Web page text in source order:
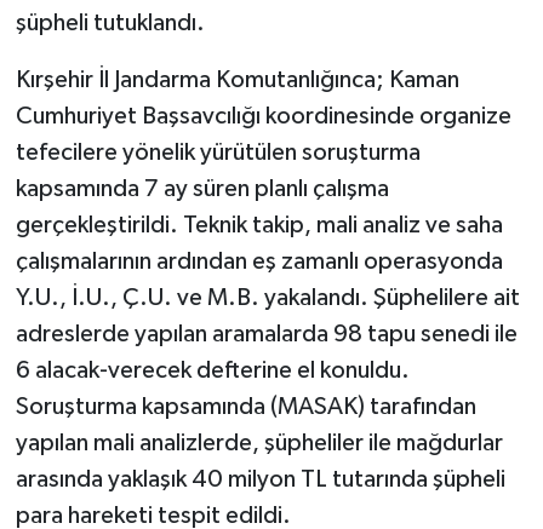
şüpheli tutuklandı.
Kırşehir İl Jandarma Komutanlığınca; Kaman
Cumhuriyet Başsavcılığı koordinesinde organize
tefecilere yönelik yürütülen soruşturma
kapsamında 7 ay süren planlı çalışma
gerçekleştirildi. Teknik takip, mali analiz ve saha
çalışmalarının ardından eş zamanlı operasyonda
Y.U., İ.U., Ç.U. ve M.B. yakalandı. Şüphelilere ait
adreslerde yapılan aramalarda 98 tapu senedi ile
6 alacak-verecek defterine el konuldu.
Soruşturma kapsamında (MASAK) tarafından
yapılan mali analizlerde, şüpheliler ile mağdurlar
arasında yaklaşık 40 milyon TL tutarında şüpheli
para hareketi tespit edildi.
SPOR
YAŞAM
Yerel